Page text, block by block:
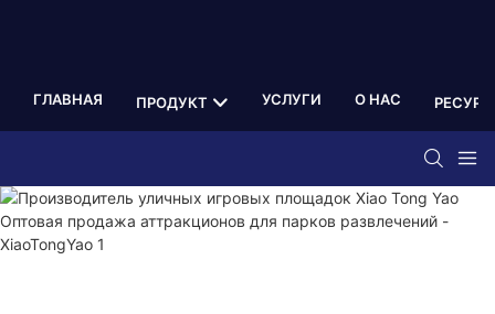
ГЛАВНАЯ ПРОДУКТ УСЛУГИ О НАС РЕСУРС